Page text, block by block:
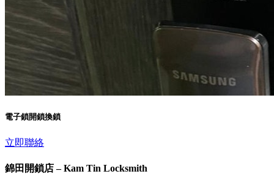
電子鎖開鎖換鎖
立即聯絡
錦田開鎖店 – Kam Tin Locksmith